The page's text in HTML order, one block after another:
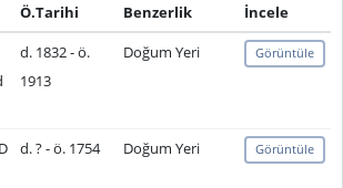
Ö.Tarihi
Benzerlik
İncele
d. 1832 - ö.
1913
Doğum Yeri Görüntüle
d. ? - ö. 1754 Doğum Yeri Görüntüle